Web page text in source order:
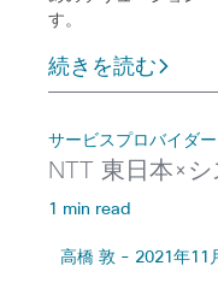
す。
続きを読む
サービスプロバイダー
NTT 東日本×
1 min read
高橋 敦 - 2021年11